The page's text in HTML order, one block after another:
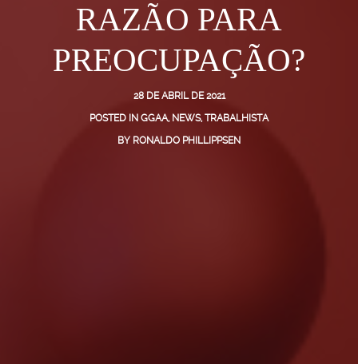
RAZÃO PARA
PREOCUPAÇÃO?
28 DE ABRIL DE 2021
POSTED IN GGAA, NEWS, TRABALHISTA
BY RONALDO PHILLIPPSEN